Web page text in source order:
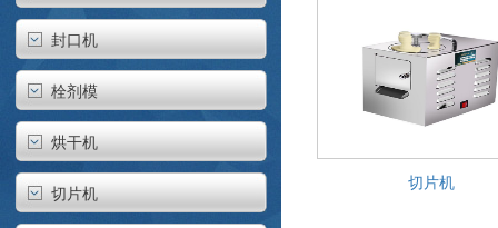
封口机
栓剂模
烘干机
切片机 切片机